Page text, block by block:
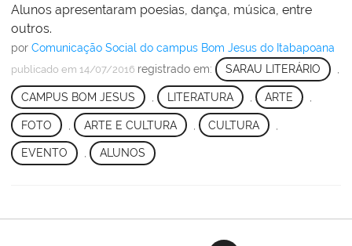
Alunos apresentaram poesias, dança, música, entre
outros.
por Comunicação Social do campus Bom Jesus do Itabapoana
publicado em 14/07/2016 registrado em: SARAU LITERÁRIO
CAMPUS BOM JESUS LITERATURA ARTE
FOTO ARTE E CULTURA CULTURA
EVENTO , ALUNOS